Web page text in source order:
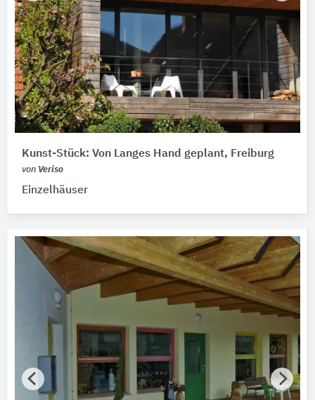
Kunst-­Stück: Von Langes Hand geplant, Freiburg
von Veriso
Einzelhäuser